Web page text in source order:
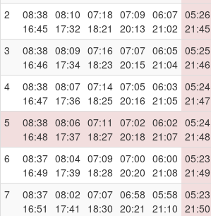
2
08:38
16:45
08:10
17:32
07:18
18:21
07:09
20:13
06:07
21:02
05:26
21:45
3
08:38
16:46
08:09
17:34
07:16
18:23
07:07
20:15
06:05
21:04
05:25
21:46
4
08:38
16:47
08:07
17:36
07:14
18:25
07:05
20:16
06:03
21:05
05:24
21:47
5
08:38
16:48
08:06
17:37
07:11
18:27
07:02
20:18
06:02
21:07
05:24
21:48
6
08:37
16:49
08:04
17:39
07:09
18:28
07:00
20:20
06:00
21:08
05:23
21:49
7
08:37
16:51
08:02
17:41
07:07
18:30
06:58
20:21
05:58
21:10
05:23
21:50